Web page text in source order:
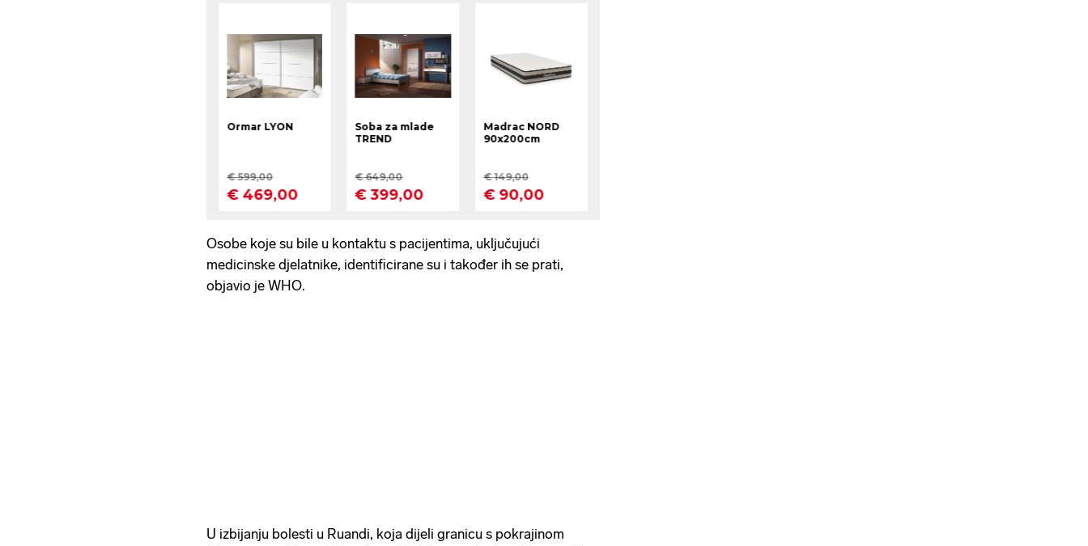
Osobe koje su bile u kontaktu s pacijentima, uključujući
medicinske djelatnike, identificirane su i također ih se prati,
objavio je WHO.
U izbijanju bolesti u Ruandi, koja dijeli granicu s pokrajinom